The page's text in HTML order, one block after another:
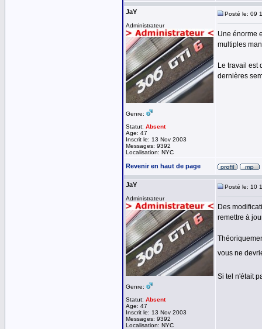
JaY
Administrateur
Genre:
Statut: Absent
Age: 47
Inscrit le: 13 Nov 2003
Messages: 9392
Localisation: NYC
Posté le: 09
Une énorme
multiples
Le travail est
dernières
Revenir en haut de page
JaY
Administrateur
Genre:
Statut: Absent
Age: 47
Inscrit le: 13 Nov 2003
Messages: 9392
Localisation: NYC
Posté le: 10
Des
remettre à
vous ne
Si tel n'était